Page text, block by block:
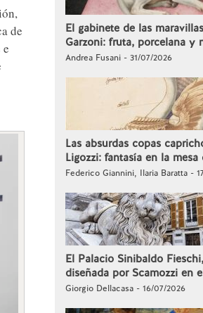
de
El gabinete de las
Garzoni: fruta, porcelana y
Andrea Fusani - 31/07/2026
Las absurdas copas
Ligozzi: fantasía en la
Federico Giannini, Ilaria Baratta -
El Palacio Sinibaldo
diseñada por Scamozzi en
Giorgio Dellacasa - 16/07/2026